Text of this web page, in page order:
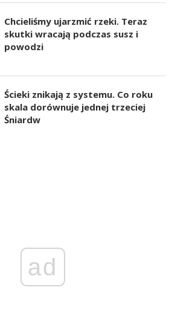
Chcieliśmy ujarzmić rzeki. Teraz
skutki wracają podczas susz i
powodzi
Ścieki znikają z systemu. Co roku
skala dorównuje jednej trzeciej
Śniardw
ad